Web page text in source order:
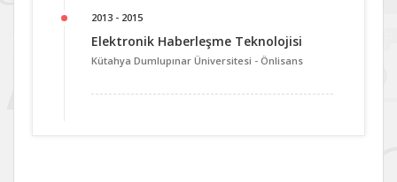
2013 - 2015
Elektronik Haberleşme Teknolojisi
Kütahya Dumlupınar Üniversitesi - Önlisans